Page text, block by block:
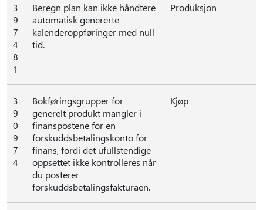
3
9
7
4
8
1
Beregn plan kan ikke håndtere
automatisk genererte
kalenderoppføringer med null
tid.
Produksjon
3
9
0
9
7
4
Bokføringsgrupper for
generelt produkt mangler i
finanspostene for en
forskuddsbetalingskonto for
finans, fordi det ufullstendige
oppsettet ikke kontrolleres når
du posterer
forskuddsbetalingsfakturaen.
Kjøp